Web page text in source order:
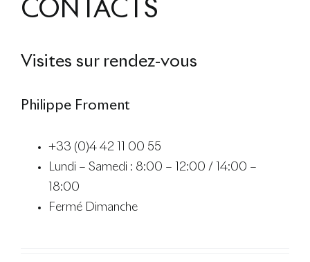
CONTACTS
Visites sur rendez-vous
Philippe Froment
+33 (0)4 42 11 00 55
Lundi – Samedi : 8:00 – 12:00 / 14:00 –
18:00
Fermé Dimanche